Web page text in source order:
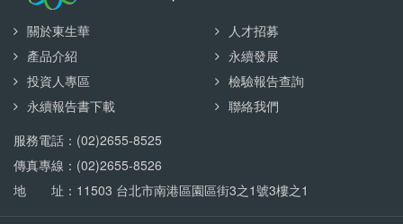
關於東生華
產品介紹
投資人專區
永續報告書下載
人才招募
永續發展
檢驗報告查詢
聯絡我們
服務電話：(02)2655-8525
傳真專線：(02)2655-8526
地 址：11503 台北市南港區園區街3之1號3樓之1